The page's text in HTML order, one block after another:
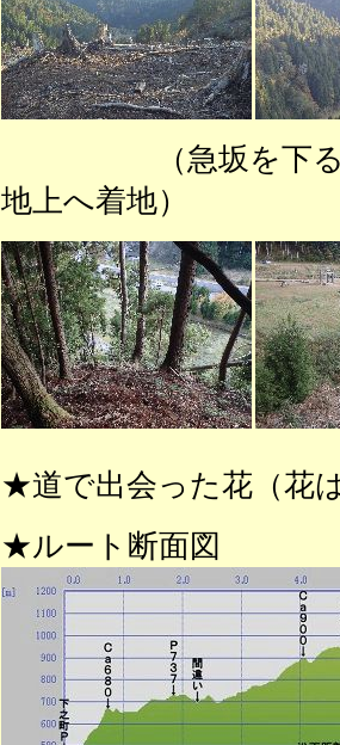
（急坂
地上へ着地） （
★道で出会った花（花
★ルート断面図